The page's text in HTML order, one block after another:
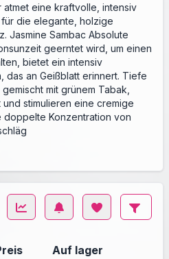
eine kraftvolle, intensiv
die elegante, holzige
Jasmine Sambac Absolute
geerntet wird, um einen
bietet ein intensiv
das an Geißblatt erinnert. Tiefe
mit grünem Tabak,
stimulieren eine cremige
Konzentration von
Auf lager